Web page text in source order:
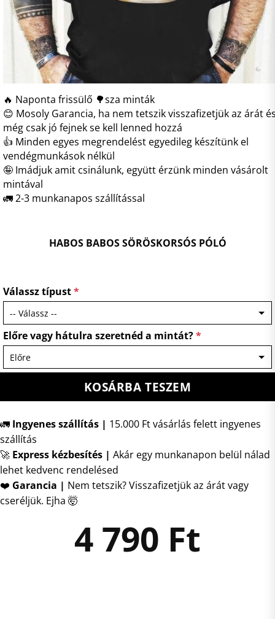
🔥 Naponta frissülő 🌳sza minták
😊 Mosoly Garancia, ha nem tetszik visszafizetjük az árát
még csak jó fejnek se kell lenned hozzá
👍 Minden egyes megrendelést egyedileg készítünk el
vendégmunkások nélkül
🤪 Imádjuk amit csinálunk, együtt érzünk minden vásárolt
mintával
🚛 2-3 munkanapos szállítással
HABOS BABOS SÖRÖSKORSÓS PÓLÓ
Válassz típust*
Előre vagy hátulra szeretnéd a mintát?*
KOSÁRBA TESZEM
🚛 Ingyenes szállítás | 15.000 Ft vásárlás felett ingyenes
szállítás
🚀 Express kézbesítés | Akár egy munkanapon belül nálad
lehet kedvenc rendelésed
❤️ Garancia | Nem tetszik? Visszafizetjük az árát vagy
cseréljük. Ejha 🤯
4 790 Ft